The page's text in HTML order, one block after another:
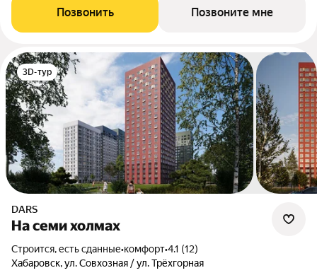
Позвонить Позвоните мне
3D-тур
DARS
На семи холмах
Строится, есть сданные•комфорт•4.1 (12)
Хабаровск, ул. Совхозная / ул. Трёхгорная